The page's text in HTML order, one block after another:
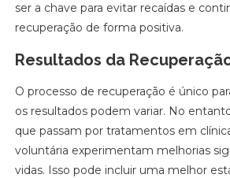
ser a chave para evitar recaídas e
recuperação de forma positiva.
Resultados da
O processo de recuperação é único
os resultados podem variar. No
que passam por tratamentos em
voluntária experimentam melhorias
vidas. Isso pode incluir uma melhor